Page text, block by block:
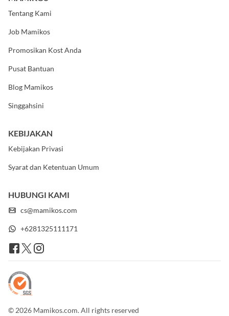
Tentang Kami
Job Mamikos
Promosikan Kost Anda
Pusat Bantuan
Blog Mamikos
Singgahsini
KEBIJAKAN
Kebijakan Privasi
Syarat dan Ketentuan Umum
HUBUNGI KAMI
cs@mamikos.com
+6281325111171
© 2026 Mamikos.com. All rights reserved